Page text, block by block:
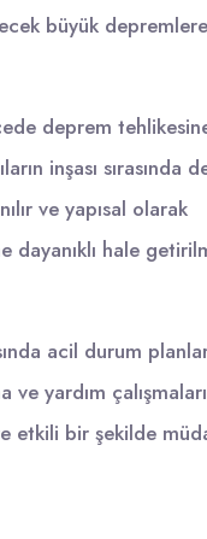
büyük
deprem
inşası sırasında
ve yapısal olarak
dayanıklı hale
acil durum
ve yardım
etkili bir şekilde